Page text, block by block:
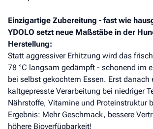
Einzigartige Zubereitung - fast wie
YDOLO setzt neue Maßstäbe in der
Herstellung:
Statt aggressiver Erhitzung wird das
78 °C langsam gedämpft - schonend im
bei selbst gekochtem Essen. Erst danach
kaltgepresste Verarbeitung bei niedriger
Nährstoffe, Vitamine und Proteinstruktur
Ergebnis: Mehr Geschmack, bessere
höhere Bioverfügbarkeit!